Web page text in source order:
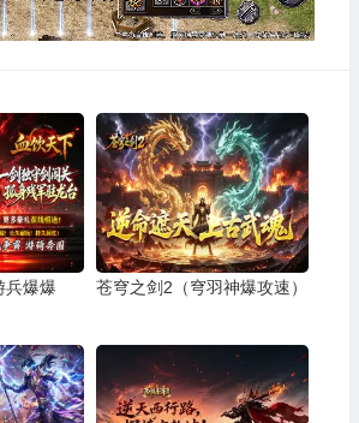
兵爆爆
苍穹之剑2（穹羽神爆攻速）